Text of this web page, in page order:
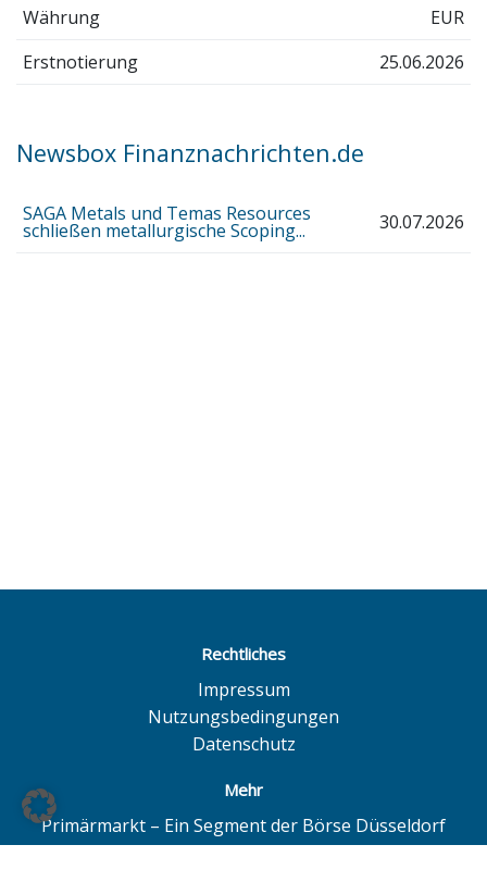
Währung
EUR
Erstnotierung
25.06.2026
Newsbox Finanznachrichten.de
SAGA Metals und Temas Resources
schließen metallurgische Scoping... 30.07.2026
Rechtliches
Impressum
Nutzungsbedingungen
Datenschutz
Mehr
Primärmarkt – Ein Segment der Börse Düsseldorf
Quotrix – Ein System der Börse Düsseldorf